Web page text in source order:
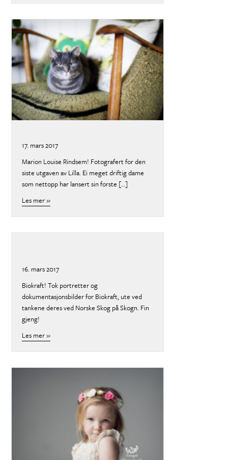
17. mars 2017
Marion Louise Rindsem! Fotografert for den
siste utgaven av Lilla. Ei meget driftig dame
som nettopp har lansert sin første […]
Les mer »
16. mars 2017
Biokraft! Tok portretter og
dokumentasjonsbilder for Biokraft, ute ved
tankene deres ved Norske Skog på Skogn. Fin
gjeng!
Les mer »